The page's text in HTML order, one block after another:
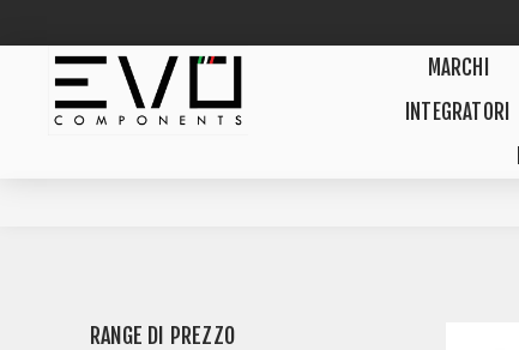
MARCHI
INTEGRATORI
RANGE DI PREZZO